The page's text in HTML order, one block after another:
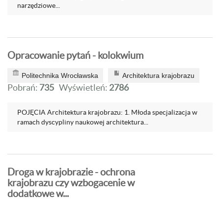
narzędziowe...
Opracowanie pytań - kolokwium
Politechnika Wrocławska Architektura krajobrazu
Pobrań: 735 Wyświetleń: 2786
POJĘCIA Architektura krajobrazu: 1. Młoda specjalizacja w
ramach dyscypliny naukowej architektura...
Droga w krajobrazie - ochrona
krajobrazu czy wzbogacenie w
dodatkowe w...